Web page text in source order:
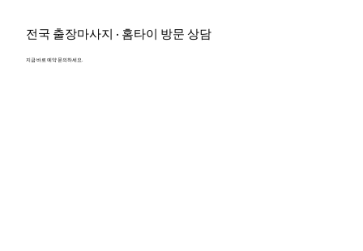
전국 출장마사지 · 홈타이 방문 상담
지금 바로 예약 문의하세요.